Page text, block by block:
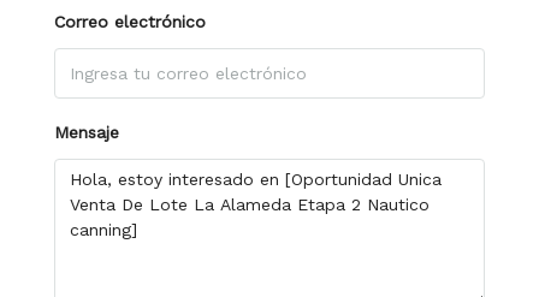
Correo electrónico
Mensaje